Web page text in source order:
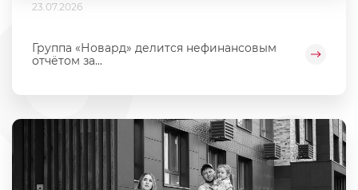
23.07.2026
Группа «Новард» делится нефинансовым
отчётом за...